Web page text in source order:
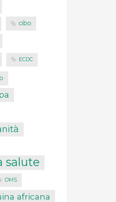
cibo
ECDC
salute
OMS
africana